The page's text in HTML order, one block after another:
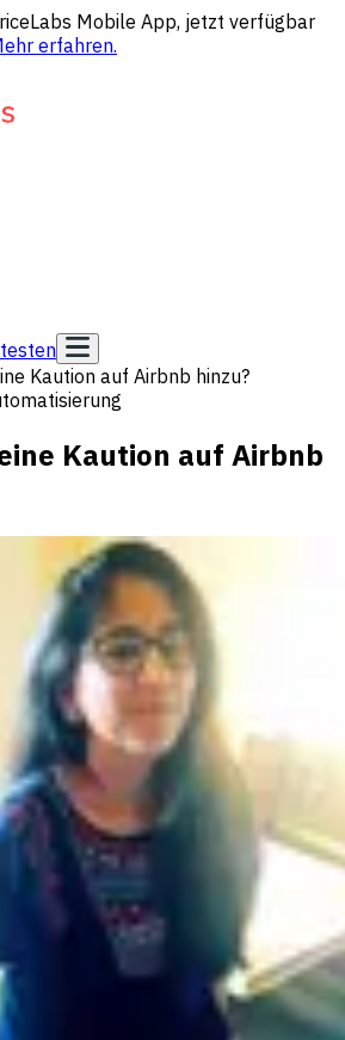
Mobile App, jetzt verfügbar
erfahren.
Kaution auf Airbnb hinzu?
Kaution auf Airbnb